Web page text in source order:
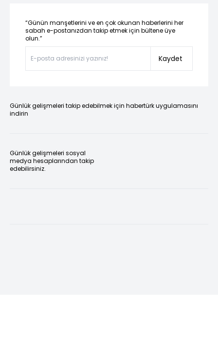
“Günün manşetlerini ve en çok okunan haberlerini her
sabah e-postanızdan takip etmek için bültene üye
olun.”
Kaydet
Günlük gelişmeleri takip edebilmek için habertürk uygulamasını
indirin
Günlük gelişmeleri sosyal
medya hesaplarından takip
edebilirsiniz.